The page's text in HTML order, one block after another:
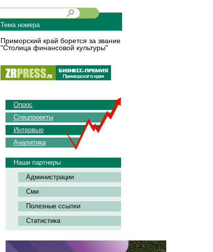
Тема номера
Приморский край борется за звание
"Столица финансовой культуры"
Опрос
Спецпроекты
Интервью
Аналитика
Наши партнеры
Администрации
Сми
Полезные ссылки
Статистика